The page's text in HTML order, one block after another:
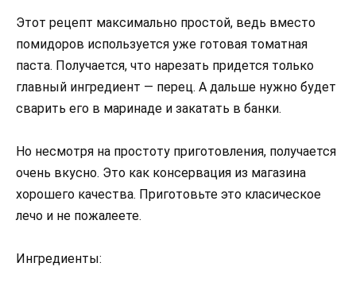
Этот рецепт максимально простой, ведь вместо
помидоров используется уже готовая томатная
паста. Получается, что нарезать придется только
главный ингредиент — перец. А дальше нужно будет
сварить его в маринаде и закатать в банки.
Но несмотря на простоту приготовления, получается
очень вкусно. Это как консервация из магазина
хорошего качества. Приготовьте это класическое
лечо и не пожалеете.
Ингредиенты: